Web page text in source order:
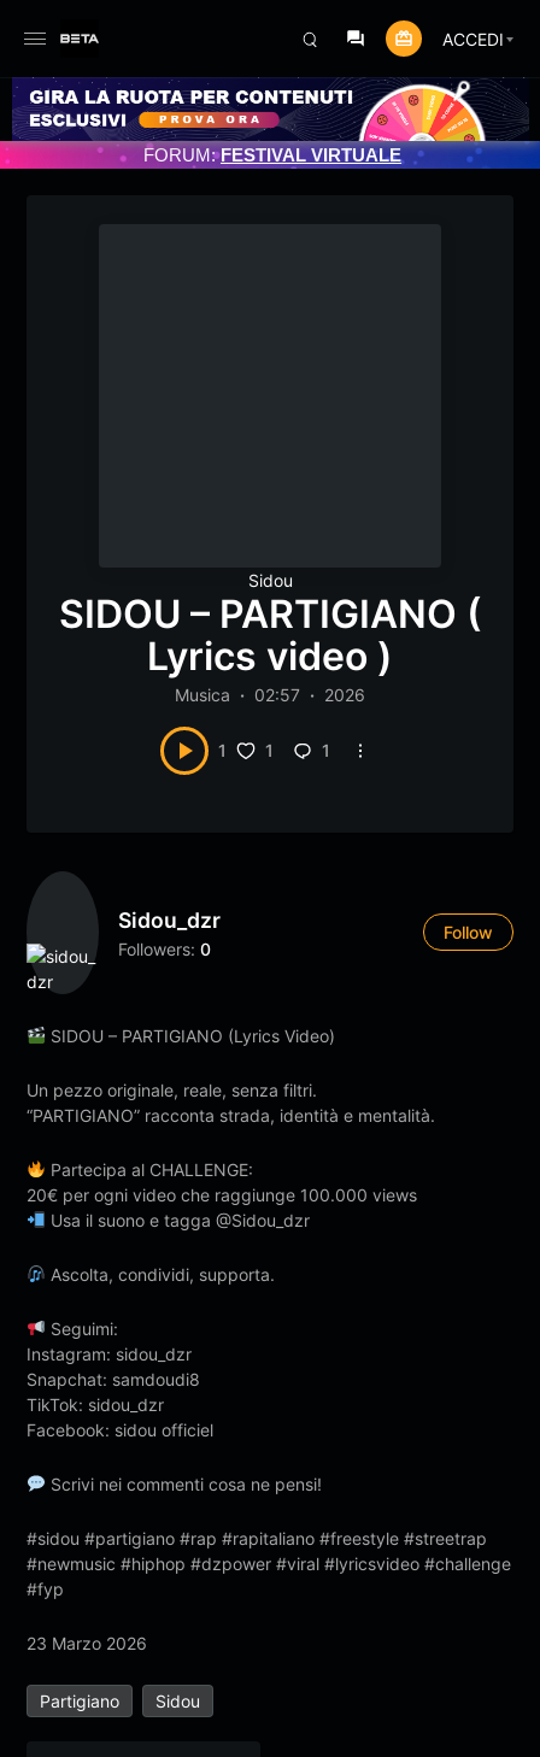
ACCEDI
PROGRAMMATO 3/07/2025
FORUM:FESTIVAL VIRTUALE
Sidou
SIDOU – PARTIGIANO (
Lyrics video )
Musica 02:57 2026
1 1 1
Sidou_dzr
Followers: 0
Follow
SIDOU – PARTIGIANO (Lyrics Video)
Un pezzo originale, reale, senza filtri.
“PARTIGIANO” racconta strada, identità e mentalità.
Partecipa al CHALLENGE:
20€ per ogni video che raggiunge 100.000 views
Usa il suono e tagga @Sidou_dzr
Ascolta, condividi, supporta.
Seguimi:
Instagram: sidou_dzr
Snapchat: samdoudi8
TikTok: sidou_dzr
Facebook: sidou officiel
Scrivi nei commenti cosa ne pensi!
#sidou #partigiano #rap #rapitaliano #freestyle #streetrap
#newmusic #hiphop #dzpower #viral #lyricsvideo #challenge
#fyp
23 Marzo 2026
Partigiano Sidou